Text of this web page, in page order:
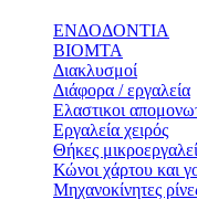
ΕΝΔΟΔΟΝΤΙΑ
BIOMTA
Διακλυσμοί
Διάφορα / εργαλεία
Ελαστικοι
Εργαλεία χειρός
Θήκες
Κώνοι χάρτου και
Μηχανοκίνητες